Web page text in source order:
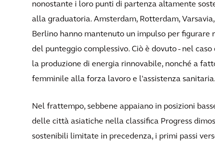
nonostante i loro punti di partenza altamente
alla graduatoria. Amsterdam, Rotterdam,
Berlino hanno mantenuto un impulso per
del punteggio complessivo. Ciò è dovuto - nel
la produzione di energia rinnovabile, nonché a
femminile alla forza lavoro e l'assistenza sanitaria.
Nel frattempo, sebbene appaiano in posizioni
delle città asiatiche nella classifica Progress
sostenibili limitate in precedenza, i primi passi